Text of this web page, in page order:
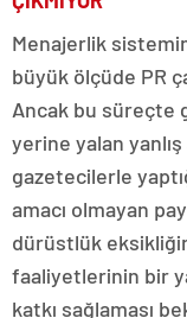
Menajerlik
büyük ölçüde PR
Ancak bu süreçte
yerine yalan yanlış
gazetecilerle
amacı olmayan
dürüstlük
faaliyetlerinin bir
katkı sağlaması